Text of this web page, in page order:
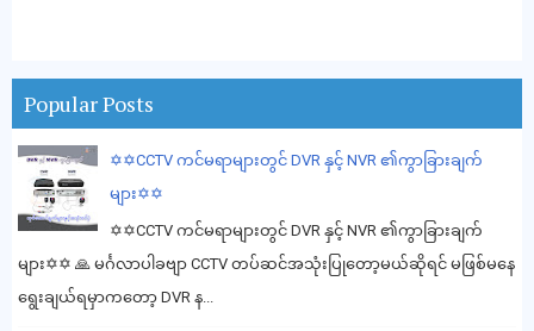
Popular Posts
✡️✡️CCTV ကင်မရာများတွင် DVR နှင့် NVR ၏ကွာခြားချက်
များ✡️✡️
✡️✡️CCTV ကင်မရာများတွင် DVR နှင့် NVR ၏ကွာခြားချက်
များ✡️✡️ 🙏 မင်္ဂလာပါခဗျာ CCTV တပ်ဆင်အသုံးပြုတော့မယ်ဆိုရင် မဖြစ်မနေ
ရွေးချယ်ရမှာကတော့ DVR န...